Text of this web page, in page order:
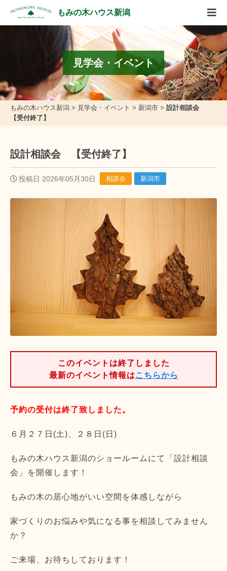
もみの木ハウス新潟
見学会・イベント
もみの木ハウス新潟 > 見学会・イベント > 新潟市 > 設計相談会
【受付終了】
設計相談会 【受付終了】
投稿日 2026年05月30日 相談会 新潟市
このイベントは終了しました
最新のイベント情報は こちらから
予約の受付は終了致しました。
６月２７日(土)、２８日(日)
もみの木ハウス新潟のショールームにて「設計相談
会」を開催します！
もみの木の居心地がいい空間を体感しながら
家づくりのお悩みや気になる事を相談してみません
か？
ご来場、お待ちしております！